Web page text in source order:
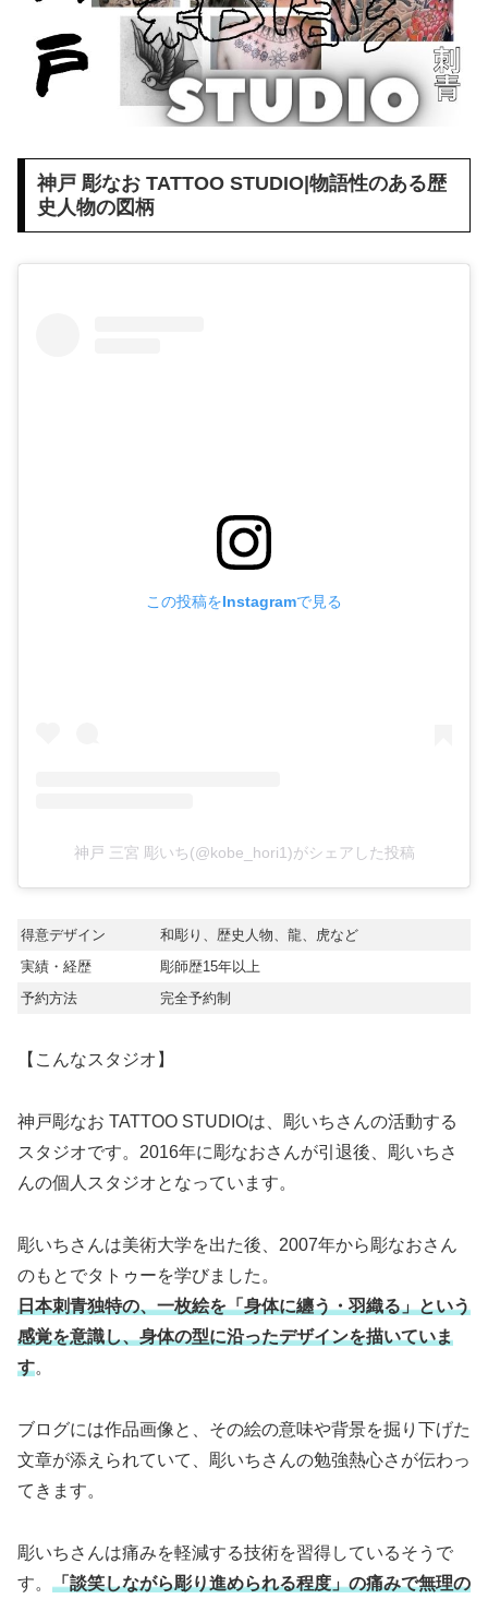
神戸 彫なお TATTOO STUDIO|物語性のある歴
史人物の図柄
この投稿をInstagramで見る
神戸 三宮 彫いち(@kobe_hori1)がシェアした投稿
得意デザイン
和彫り、歴史人物、龍、虎など
実績・経歴
彫師歴15年以上
予約方法
完全予約制
【こんなスタジオ】
神戸彫なお TATTOO STUDIOは、彫いちさんの活動する
スタジオです。2016年に彫なおさんが引退後、彫いちさ
んの個人スタジオとなっています。
彫いちさんは美術大学を出た後、2007年から彫なおさん
のもとでタトゥーを学びました。
日本刺青独特の、一枚絵を「身体に纏う・羽織る」という
感覚を意識し、身体の型に沿ったデザインを描いていま
す。
ブログには作品画像と、その絵の意味や背景を掘り下げた
文章が添えられていて、彫いちさんの勉強熱心さが伝わっ
てきます。
彫いちさんは痛みを軽減する技術を習得しているそうで
す。 「談笑しながら彫り進められる程度」の痛みで無理の